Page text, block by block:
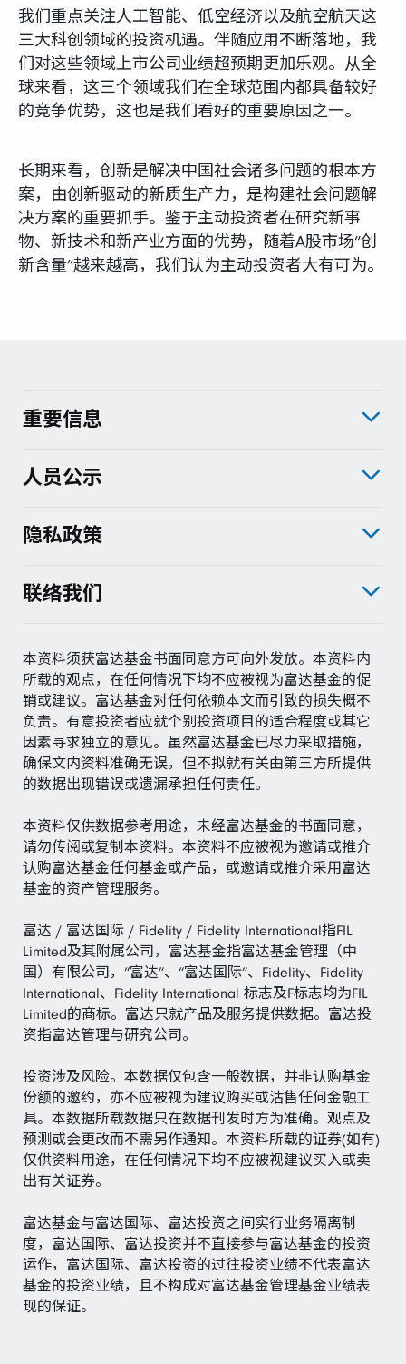
我们重点关注人工智能、低空经济以及航空航天这
三大科创领域的投资机遇。伴随应用不断落地，我
们对这些领域上市公司业绩超预期更加乐观。从全
球来看，这三个领域我们在全球范围内都具备较好
的竞争优势，这也是我们看好的重要原因之一。
长期来看，创新是解决中国社会诸多问题的根本方
案，由创新驱动的新质生产力，是构建社会问题解
决方案的重要抓手。鉴于主动投资者在研究新事
物、新技术和新产业方面的优势，随着A股市场“创
新含量”越来越高，我们认为主动投资者大有可为。
重要信息
人员公示
隐私政策
联络我们
本资料须获富达基金书面同意方可向外发放。本资料内
所载的观点，在任何情况下均不应被视为富达基金的促
销或建议。富达基金对任何依赖本文而引致的损失概不
负责。有意投资者应就个别投资项目的适合程度或其它
因素寻求独立的意见。虽然富达基金已尽力采取措施，
确保文内资料准确无误，但不拟就有关由第三方所提供
的数据出现错误或遗漏承担任何责任。
本资料仅供数据参考用途，未经富达基金的书面同意，
请勿传阅或复制本资料。本资料不应被视为邀请或推介
认购富达基金任何基金或产品，或邀请或推介采用富达
基金的资产管理服务。
富达 / 富达国际 / Fidelity / Fidelity International指FIL
Limited及其附属公司，富达基金指富达基金管理（中
国）有限公司，“富达”、“富达国际”、Fidelity、Fidelity
International、Fidelity International 标志及F标志均为FIL
Limited的商标。富达只就产品及服务提供数据。富达投
资指富达管理与研究公司。
投资涉及风险。本数据仅包含一般数据，并非认购基金
份额的邀约，亦不应被视为建议购买或沽售任何金融工
具。本数据所载数据只在数据刊发时方为准确。观点及
预测或会更改而不需另作通知。本资料所载的证券(如有)
仅供资料用途，在任何情况下均不应被视建议买入或卖
出有关证券。
富达基金与富达国际、富达投资之间实行业务隔离制
度，富达国际、富达投资并不直接参与富达基金的投资
运作，富达国际、富达投资的过往投资业绩不代表富达
基金的投资业绩，且不构成对富达基金管理基金业绩表
现的保证。